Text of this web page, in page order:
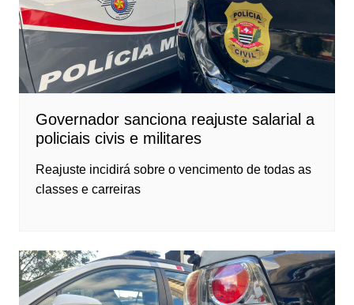
Governador sanciona reajuste salarial a
policiais civis e militares
Reajuste incidirá sobre o vencimento de todas as
classes e carreiras